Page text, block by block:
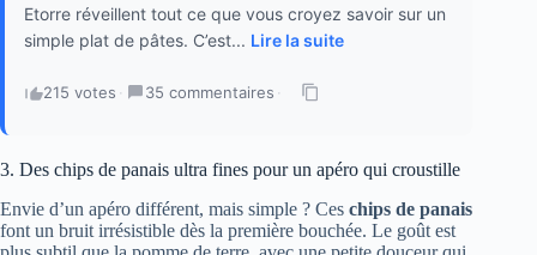
Etorre réveillent tout ce que vous croyez savoir sur un
simple plat de pâtes. C’est... Lire la suite
215 votes · 35 commentaires ·
3. Des chips de panais ultra fines pour un apéro qui croustille
Envie d’un apéro différent, mais simple ? Ces chips de panais
font un bruit irrésistible dès la première bouchée. Le goût est